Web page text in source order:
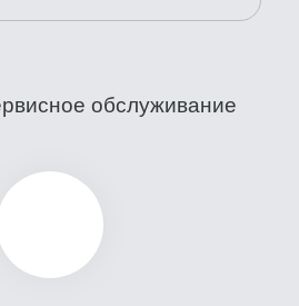
обслуживание